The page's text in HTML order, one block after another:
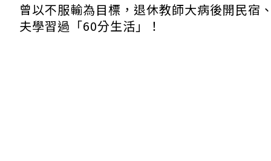
曾以不服輸為目標，退休教師大病後開民宿
夫學習過「60分生活」！